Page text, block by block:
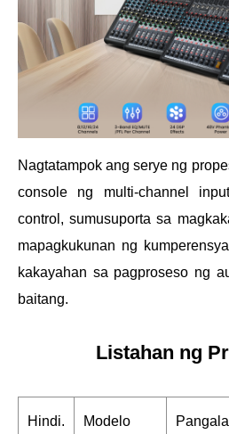
Nagtatampok ang serye ng
console ng multi-channel
control, sumusuporta sa
mapagkukunan ng
kakayahan sa pagproseso ng
baitang.
Listahan ng
Hindi. Modelo